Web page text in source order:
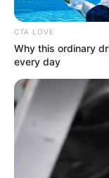
Alcaldía de
Cambios viales
CTA LOVE
Why this ordinary
every day